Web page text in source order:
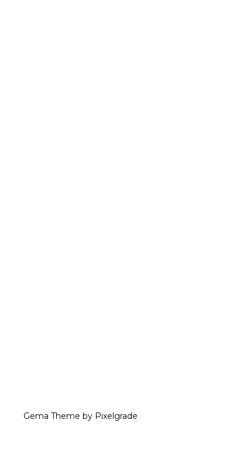
Gema Theme by Pixelgrade